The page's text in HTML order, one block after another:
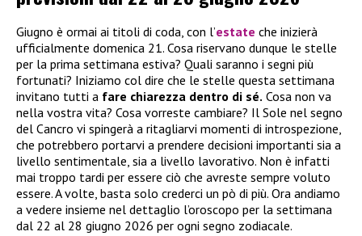
Giugno è ormai ai titoli di coda, con l’estate che inizierà
ufficialmente domenica 21. Cosa riservano dunque le stelle
per la prima settimana estiva? Quali saranno i segni più
fortunati? Iniziamo col dire che le stelle questa settimana
invitano tutti a fare chiarezza dentro di sé. Cosa non va
nella vostra vita? Cosa vorreste cambiare? Il Sole nel segno
del Cancro vi spingerà a ritagliarvi momenti di introspezione,
che potrebbero portarvi a prendere decisioni importanti sia a
livello sentimentale, sia a livello lavorativo. Non è infatti
mai troppo tardi per essere ciò che avreste sempre voluto
essere. A volte, basta solo crederci un pò di più. Ora andiamo
a vedere insieme nel dettaglio l’oroscopo per la settimana
dal 22 al 28 giugno 2026 per ogni segno zodiacale.